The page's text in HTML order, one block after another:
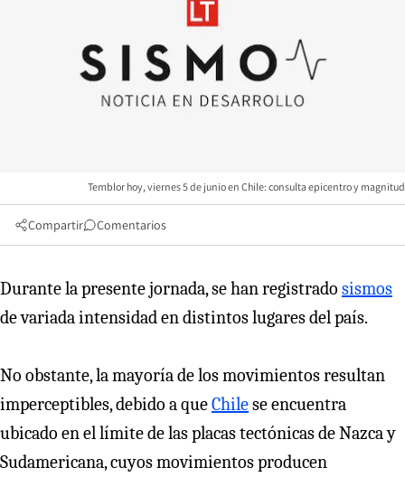
Temblor hoy, viernes 5 de junio en Chile: consulta epicentro y magnitud
Compartir Comentarios
Durante la presente jornada, se han registrado sismos
de variada intensidad en distintos lugares del país.
No obstante, la mayoría de los movimientos resultan
imperceptibles, debido a queChilese encuentra
ubicado en el límite de las placas tectónicas de Nazca y
Sudamericana, cuyos movimientos producen